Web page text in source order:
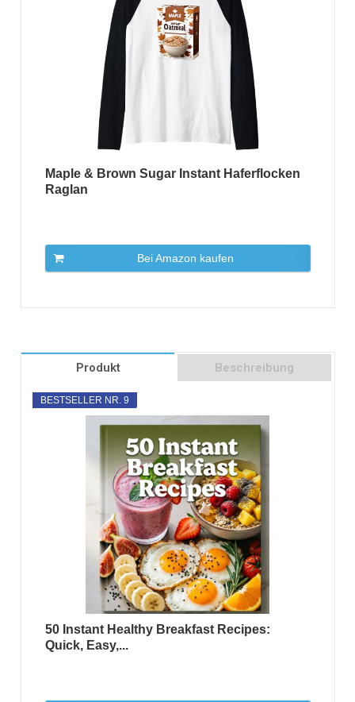
Maple & Brown Sugar Instant Haferflocken
Raglan
Bei Amazon kaufen
Produkt Beschreibung
BESTSELLER NR. 9
50 Instant Healthy Breakfast Recipes:
Quick, Easy,...